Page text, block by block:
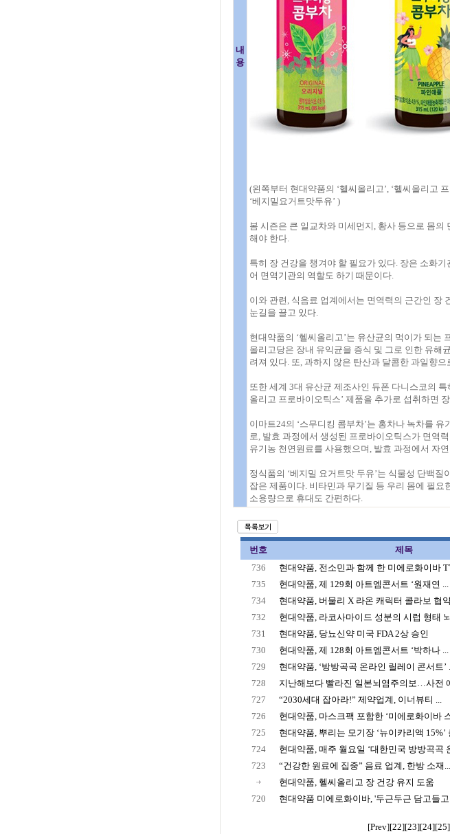
내
용
(왼쪽부터 현대약품의 ‘헬씨올리고’, ‘헬씨올리고
‘베지밀요거트맛두유’ )
봄 시즌은 큰 일교차와 미세먼지, 황사 등으로 몸
해야 한다.
특히 장 건강을 챙겨야 할 필요가 있다. 장은 소화
어 면역기관의 역할도 하기 때문이다.
이와 관련, 식음료 업계에서는 면역력의 근간인 장
눈길을 끌고 있다.
현대약품의 ‘헬씨올리고’는 유산균의 먹이가 되는
올리고당은 장내 유익균을 증식 및 그로 인한 유해
려져 있다. 또, 과하지 않은 탄산과 달콤한 과일향
또한 세계 3대 유산균 제조사인 듀폰 다니스코의
올리고 프로바이오틱스’ 제품을 추가로 섭취하면
이마트24의 ‘스무디킹 콤부차’는 홍차나 녹차를
로, 발효 과정에서 생성된 프로바이오틱스가 면역
유기농 천연원료를 사용했으며, 발효 과정에서 자
정식품의 ‘베지밀 요거트맛 두유’는 식물성 단백
잡은 제품이다. 비타민과 무기질 등 우리 몸에 필
소용량으로 휴대도 간편하다.
번호 제목
736
현대약품, 전소민과 함께 한 미에로화이바
735
현대약품, 제 129회 아트엠콘서트 ‘원재연 ...
734
현대약품, 버물리 X 라온 캐릭터 콜라보 협
732
현대약품, 라코사마이드 성분의 시럽 형태
731
현대약품, 당뇨신약 미국 FDA 2상 승인
730
현대약품, 제 128회 아트엠콘서트 ‘박하나 ...
729
현대약품, ‘방방곡곡 온라인 릴레이 콘서트’
728
지난해보다 빨라진 일본뇌염주의보…사전
727
“2030세대 잡아라!” 제약업계, 이너뷰티 ...
726
현대약품, 마스크팩 포함한 ‘미에로화이바
725
현대약품, 뿌리는 모기장 ‘뉴이카리액 15%’
724
현대약품, 매주 월요일 ‘대한민국 방방곡곡
723
“건강한 원료에 집중” 음료 업계, 한방 소재...
현대약품, 헬씨올리고 장 건강 유지 도움
720
현대약품 미에로화이바, '두근두근 담고들고
[Prev][22][23][24][25]